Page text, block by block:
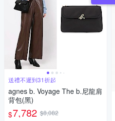
送禮不遲到31折起
agnes b. Voyage The b.尼龍肩
背包(黑)
$7,782 $8,082